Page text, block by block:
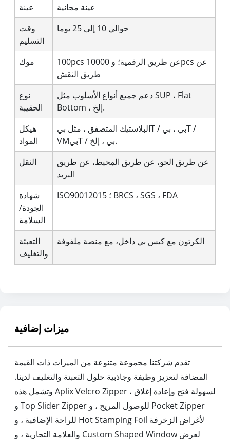
عينة
عينة مجانية
وقت
التسليم
حوالي 10 إلى 25 يوما
موك
100pcs عن طريق الرقمية؛ و 10000pcs عن
طريق النقش
نوع
الحقيبة
دعم جميع أنواع الأسلوب مثل SUP ، Flat
Bottom ، إلخ.
هيكل
المواد
البلاستيك المتصفق ، مثل بيT / بي ، بيT /
VMبيT / بي ، إلخ.
النقل
عن طريق الجو، عن طريق المحيط، عن طريق
البريد
شهادة
الجودة/
السلامة
ISO90012015 ؛ BRCS ، SGS ، FDA
التعبئة
والتغليف
الكرتون مع كيس بي داخل، مع منصة ملفوفة
ميزات إضافية
تقدم شركتنا مجموعة متنوعة من الميزات ذات القيمة
المضافة لتعزيز وظيفة وجاذبية حلول التعبئة والتغليف لدينا.
وتشمل هذه Aplix Velcro Zipper لسهولة فتح وإعادة إغلاق ،
و Top Slider Zipper للوصول المريح ، و Pocket Zipper
للراحة الإضافية ، و Hot Stamping Foil لأغراض الزخرفة
والعلامة التجارية ، و Custom Shaped Window لعرض